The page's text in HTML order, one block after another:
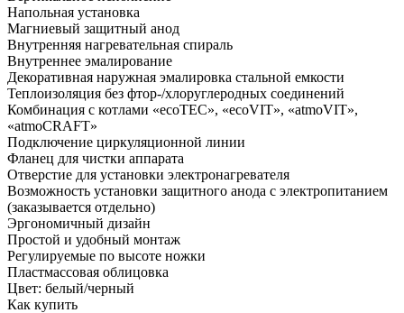
Напольная установка
Магниевый защитный анод
Внутренняя нагревательная спираль
Внутреннее эмалирование
Декоративная наружная эмалировка стальной емкости
Теплоизоляция без фтор-/хлоруглеродных соединений
Комбинация с котлами «ecoTEC», «ecoVIT», «atmoVIT»,
«atmoCRAFT»
Подключение циркуляционной линии
Фланец для чистки аппарата
Отверстие для установки электронагревателя
Возможность установки защитного анода с электропитанием
(заказывается отдельно)
Эргономичный дизайн
Простой и удобный монтаж
Регулируемые по высоте ножки
Пластмассовая облицовка
Цвет: белый/черный
Как купить